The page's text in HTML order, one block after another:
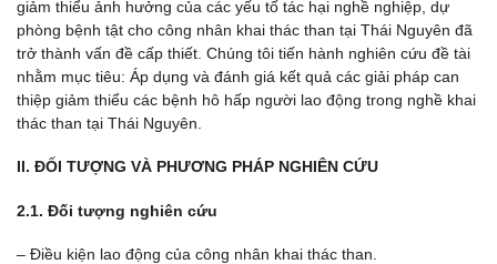
giảm thiểu ảnh hưởng của các yếu tố tác hại nghề nghiệp, dự
phòng bệnh tật cho công nhân khai thác than tại Thái Nguyên đã
trở thành vấn đề cấp thiết. Chúng tôi tiến hành nghiên cứu đề tài
nhằm mục tiêu: Áp dụng và đánh giá kết quả các giải pháp can
thiệp giảm thiểu các bệnh hô hấp người lao động trong nghề khai
thác than tại Thái Nguyên.
II. ĐỐI TƯỢNG VÀ PHƯƠNG PHÁP NGHIÊN CỨU
2.1. Đối tượng nghiên cứu
– Điều kiện lao động của công nhân khai thác than.